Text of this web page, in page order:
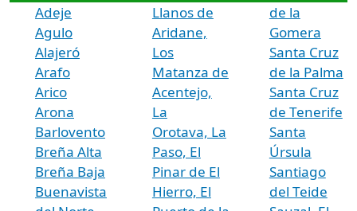
Adeje
Agulo
Alajeró
Arafo
Arico
Arona
Barlovento
Breña Alta
Breña Baja
Buenavista
Llanos de
Aridane,
Los
Matanza de
Acentejo,
La
Orotava, La
Paso, El
Pinar de El
Hierro, El
de la
Gomera
Santa Cruz
de la Palma
Santa Cruz
de Tenerife
Santa
Úrsula
Santiago
del Teide